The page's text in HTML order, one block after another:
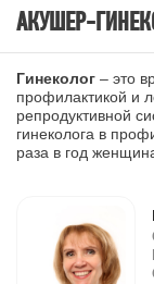
АКУШЕР-
Гинеколог – это
профилактикой и
репродуктивной
гинеколога в
раза в год